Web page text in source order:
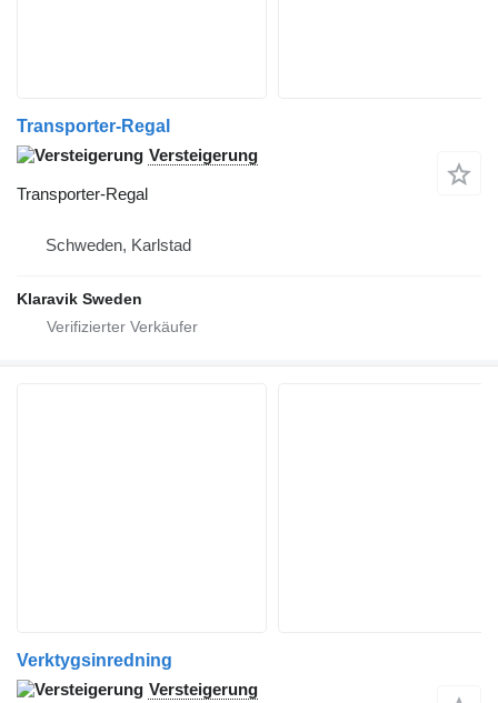
Transporter-Regal
Versteigerung
Transporter-Regal
Schweden, Karlstad
Klaravik Sweden
Verktygsinredning
Versteigerung